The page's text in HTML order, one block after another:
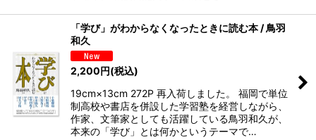
「学び」がわからなくなったときに読む本 / 鳥羽
和久
2,200円(税込)
19cm×13cm 272P 再入荷しました。 福岡で単位
制高校や書店を併設した学習塾を経営しながら、
作家、文筆家としても活躍している鳥羽和久が、
本来の「学び」とは何かというテーマで…